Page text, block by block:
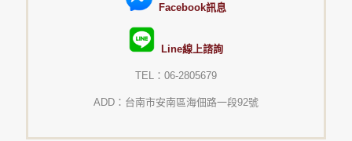
Facebook訊息
Line線上諮詢
TEL：06-2805679
ADD：台南市安南區海佃路一段92號